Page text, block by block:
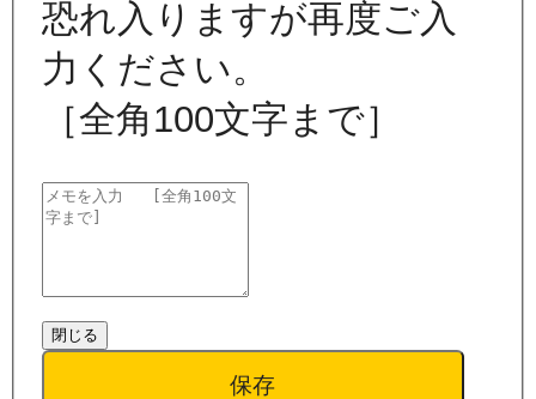
恐れ入りますが再度ご入
力ください。
［全角100文字まで］
閉じる
保存